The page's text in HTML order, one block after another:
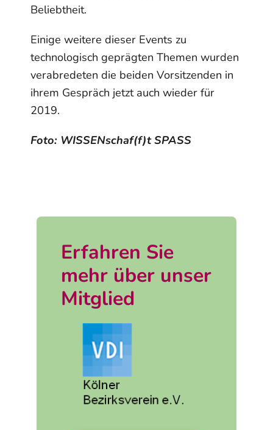
Beliebtheit.
Einige weitere dieser Events zu
technologisch geprägten Themen wurden
verabredeten die beiden Vorsitzenden in
ihrem Gespräch jetzt auch wieder für
2019.
Foto: WISSENschaf(f)t SPASS
Erfahren Sie
mehr über unser
Mitglied